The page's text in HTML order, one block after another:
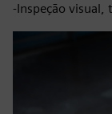
-Inspeção visual,